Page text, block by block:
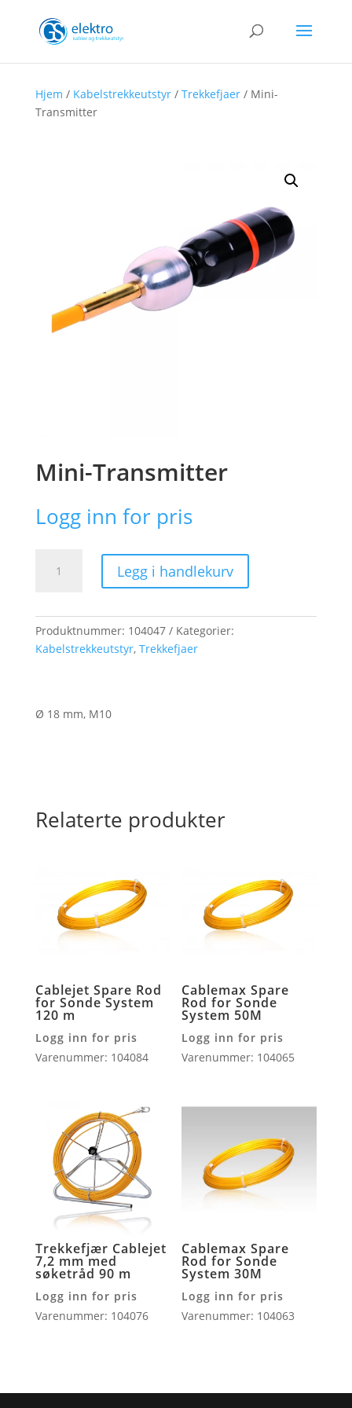
Hjem / Kabelstrekkeutstyr/ Trekkefjaer/ Mini-
Transmitter
Mini-Transmitter
Logg inn for pris
Transmitter
Legg i handlekurv
Produktnummer: 104047
Kategorier:
Kabelstrekkeutstyr, Trekkefjaer
Ø 18 mm, M10
Relaterte produkter
Cablejet Spare Rod
for Sonde System
120 m
Logg inn for pris
Varenummer: 104084
Cablemax Spare
Rod for Sonde
System 50M
Logg inn for pris
Varenummer: 104065
Trekkefjær Cablejet
7,2 mm med
søketråd 90 m
Logg inn for pris
Varenummer: 104076
Cablemax Spare
Rod for Sonde
System 30M
Logg inn for pris
Varenummer: 104063